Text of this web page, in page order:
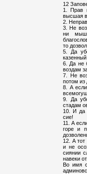
12
1. Прав
высшая
2.
3. Не
ни
то
5. Да
6. Да не
воздам
7. Не
потом из
8. А
9. Да
стадам
10. И да
сие!
11. А
горе и
12. А
и не
сиянии
навеки
Во имя